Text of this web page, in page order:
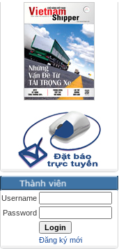
Username
Password
Đăng ký mới